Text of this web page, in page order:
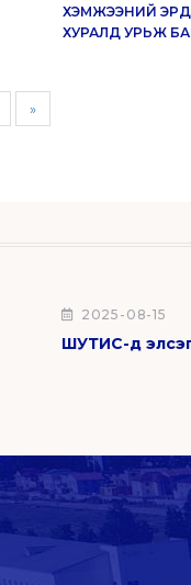
ХЭМЖЭЭНИЙ
ХУРАЛД УРЬЖ
»
ШУТИС-д
2025-08-15